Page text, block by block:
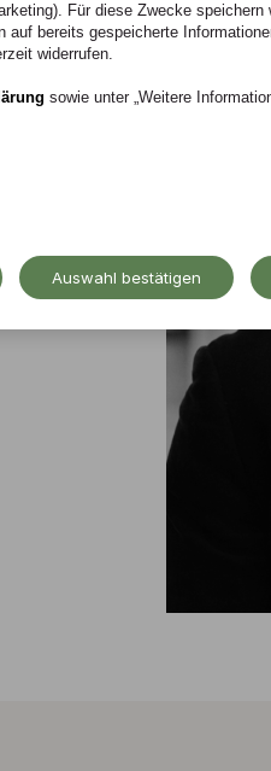
Für diese Zwecke speichern
auf bereits gespeicherte
widerrufen.
sowie unter „Weitere
Auswahl bestätigen